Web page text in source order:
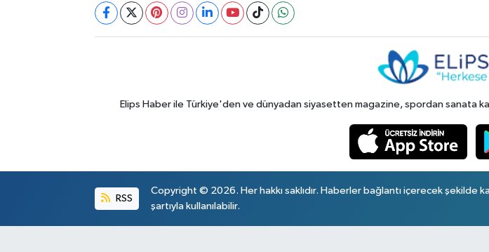
Elips Haber ile Türkiye'den ve dünyadan siyasetten magazine, spordan sanata
RSS
Copyright © 2026. Her hakkı saklıdır. Haberler bağlantı içerecek şekilde
şartıyla kullanılabilir.